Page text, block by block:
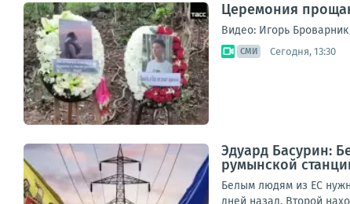
Церемония
Видео: Игорь
СМИ Сегодня, 13:30
Эдуард Басурин:
румынской
Белым людям из ЕС
дней назад. Второй